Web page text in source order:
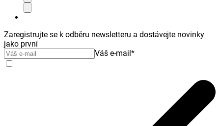
Zaregistrujte se k odběru newsletteru a dostávejte novinky
jako první
Váš e-mail*